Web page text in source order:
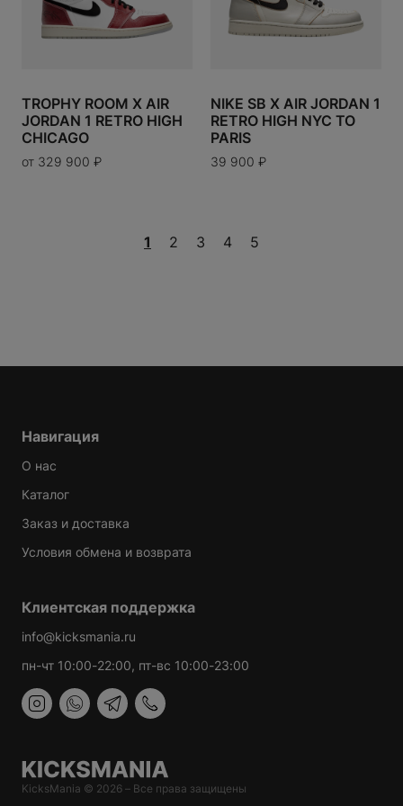
TROPHY ROOM X AIR
JORDAN 1 RETRO HIGH
CHICAGO
от 329 900 ₽
NIKE SB X AIR JORDAN 1
RETRO HIGH NYC TO
PARIS
39 900 ₽
1 2 3 4 5
Навигация
О нас
Каталог
Заказ и доставка
Условия обмена и возврата
Клиентская поддержка
info@kicksmania.ru
пн-чт 10:00-22:00, пт-вс 10:00-23:00
KicksMania © 2026 – Все права защищены